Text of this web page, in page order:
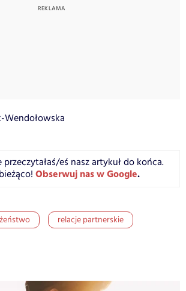
Wendołowska
przeczytałaś/eś nasz artykuł do końca.
Obserwuj nas w Google.
relacje partnerskie